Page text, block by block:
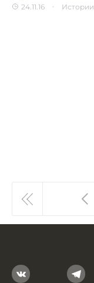
24.11.16 Истории